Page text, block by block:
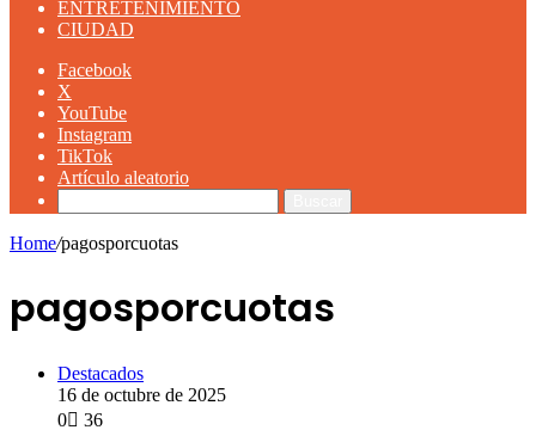
ENTRETENIMIENTO
CIUDAD
Facebook
X
YouTube
Instagram
TikTok
Artículo aleatorio
Home/pagosporcuotas
pagosporcuotas
Destacados
16 de octubre de 2025
0
36